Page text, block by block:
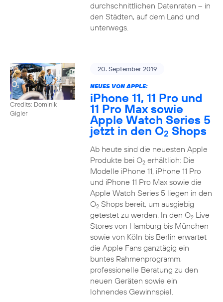
durchschnittlichen Datenraten – in
den Städten, auf dem Land und
unterwegs.
Credits: Dominik
Gigler
20. September 2019
NEUES VON APPLE:
iPhone 11, 11 Pro und
11 Pro Max sowie
Apple Watch Series 5
jetzt in den O2 Shops
Ab heute sind die neuesten Apple
Produkte bei O2erhältlich: Die
Modelle iPhone 11, iPhone 11 Pro
und iPhone 11 Pro Max sowie die
Apple Watch Series 5 liegen in den
O2Shops bereit, um ausgiebig
getestet zu werden. In den O2Live
Stores von Hamburg bis München
sowie von Köln bis Berlin erwartet
die Apple Fans ganztägig ein
buntes Rahmenprogramm,
professionelle Beratung zu den
neuen Geräten sowie ein
lohnendes Gewinnspiel.